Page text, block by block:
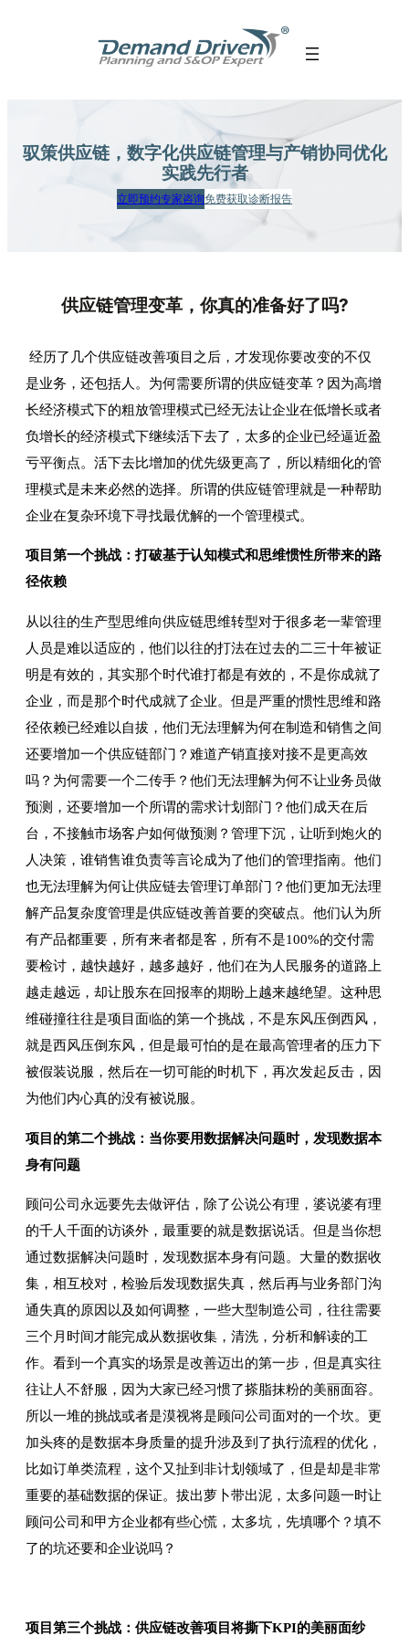
驭策供应链，数字化供应链管理与产销协同优化
实践先行者
立即预约专家咨询免费获取诊断报告
供应链管理变革，你真的准备好了吗?
经历了几个供应链改善项目之后，才发现你要改变的不仅
是业务，还包括人。为何需要所谓的供应链变革？因为高增
长经济模式下的粗放管理模式已经无法让企业在低增长或者
负增长的经济模式下继续活下去了，太多的企业已经逼近盈
亏平衡点。活下去比增加的优先级更高了，所以精细化的管
理模式是未来必然的选择。所谓的供应链管理就是一种帮助
企业在复杂环境下寻找最优解的一个管理模式。
项目第一个挑战：打破基于认知模式和思维惯性所带来的路
径依赖
从以往的生产型思维向供应链思维转型对于很多老一辈管理
人员是难以适应的，他们以往的打法在过去的二三十年被证
明是有效的，其实那个时代谁打都是有效的，不是你成就了
企业，而是那个时代成就了企业。但是严重的惯性思维和路
径依赖已经难以自拔，他们无法理解为何在制造和销售之间
还要增加一个供应链部门？难道产销直接对接不是更高效
吗？为何需要一个二传手？他们无法理解为何不让业务员做
预测，还要增加一个所谓的需求计划部门？他们成天在后
台，不接触市场客户如何做预测？管理下沉，让听到炮火的
人决策，谁销售谁负责等言论成为了他们的管理指南。他们
也无法理解为何让供应链去管理订单部门？他们更加无法理
解产品复杂度管理是供应链改善首要的突破点。他们认为所
有产品都重要，所有来者都是客，所有不是100%的交付需
要检讨，越快越好，越多越好，他们在为人民服务的道路上
越走越远，却让股东在回报率的期盼上越来越绝望。这种思
维碰撞往往是项目面临的第一个挑战，不是东风压倒西风，
就是西风压倒东风，但是最可怕的是在最高管理者的压力下
被假装说服，然后在一切可能的时机下，再次发起反击，因
为他们内心真的没有被说服。
项目的第二个挑战：当你要用数据解决问题时，发现数据本
身有问题
顾问公司永远要先去做评估，除了公说公有理，婆说婆有理
的千人千面的访谈外，最重要的就是数据说话。但是当你想
通过数据解决问题时，发现数据本身有问题。大量的数据收
集，相互校对，检验后发现数据失真，然后再与业务部门沟
通失真的原因以及如何调整，一些大型制造公司，往往需要
三个月时间才能完成从数据收集，清洗，分析和解读的工
作。看到一个真实的场景是改善迈出的第一步，但是真实往
往让人不舒服，因为大家已经习惯了搽脂抹粉的美丽面容。
所以一堆的挑战或者是漠视将是顾问公司面对的一个坎。更
加头疼的是数据本身质量的提升涉及到了执行流程的优化，
比如订单类流程，这个又扯到非计划领域了，但是却是非常
重要的基础数据的保证。拔出萝卜带出泥，太多问题一时让
顾问公司和甲方企业都有些心慌，太多坑，先填哪个？填不
了的坑还要和企业说吗？
项目第三个挑战：供应链改善项目将撕下KPI的美丽面纱